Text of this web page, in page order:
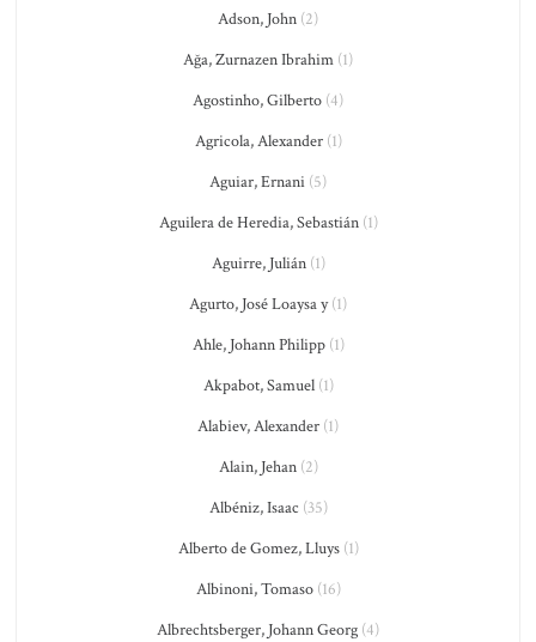
Adson, John (2)
Ağa, Zurnazen Ibrahim (1)
Agostinho, Gilberto (4)
Agricola, Alexander(1)
Aguiar, Ernani (5)
Aguilera de Heredia, Sebastián(1)
Aguirre, Julián(1)
Agurto, José Loaysa y(1)
Ahle, Johann Philipp(1)
Akpabot, Samuel(1)
Alabiev, Alexander (1)
Alain, Jehan(2)
Albéniz, Isaac (35)
Alberto de Gomez, Lluys(1)
Albinoni, Tomaso(16)
Albrechtsberger, Johann Georg (4)